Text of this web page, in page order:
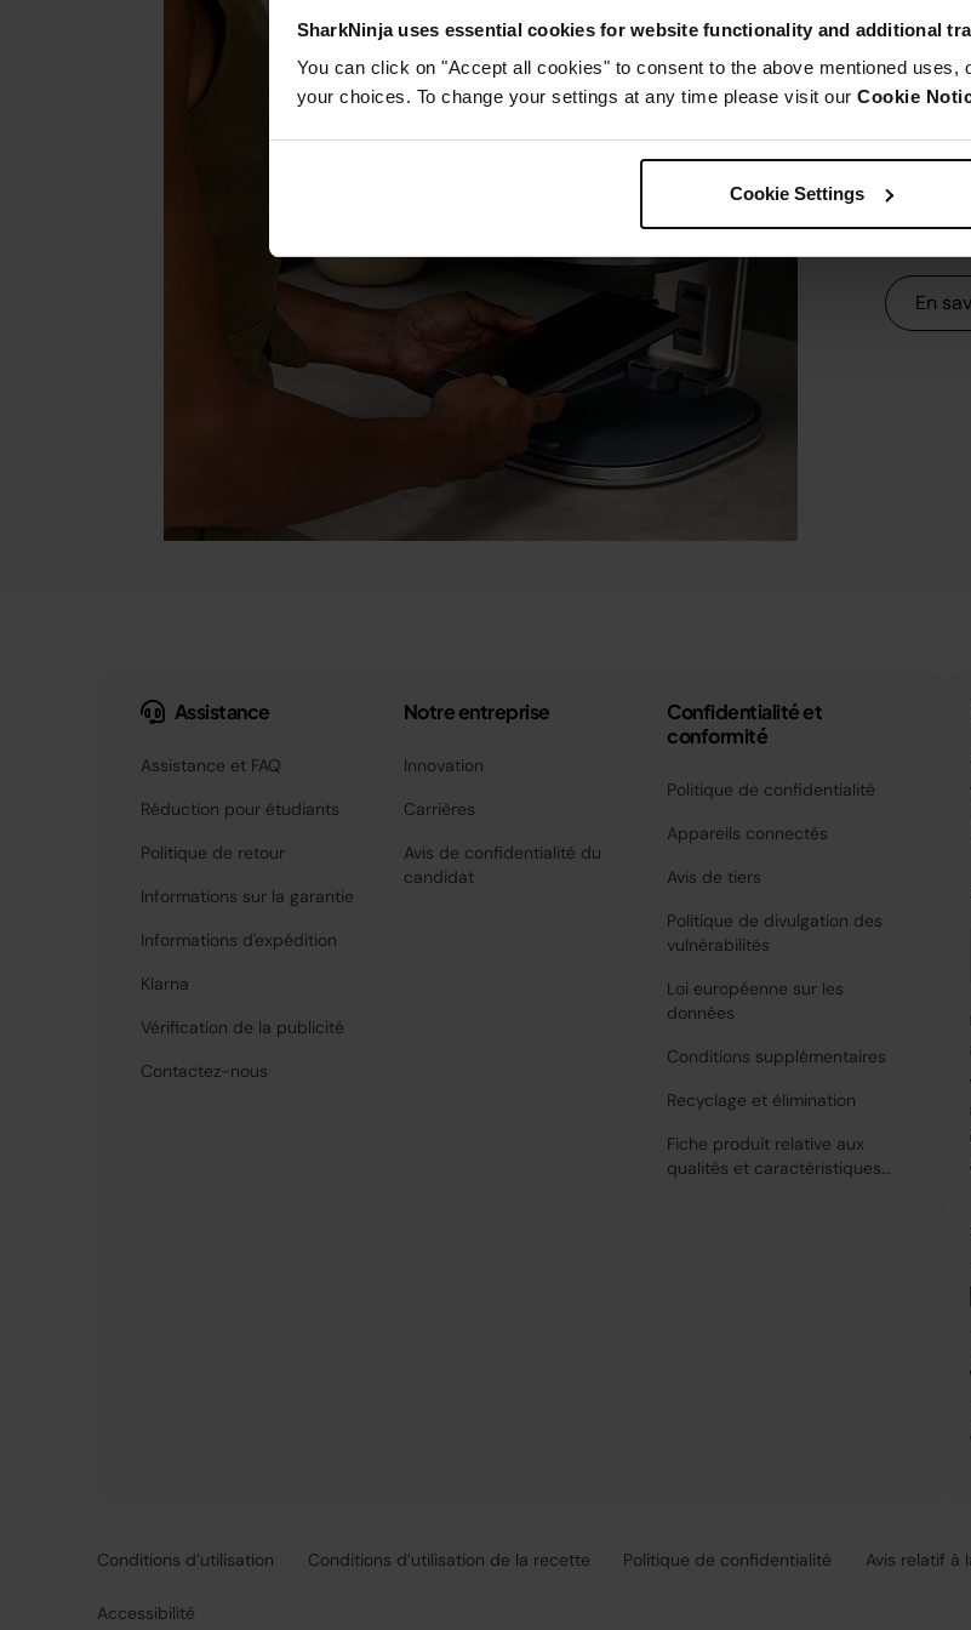
SharkNinja uses essential cookies for website functionality and additional
You can click on "Accept all cookies" to consent to the above mentioned uses,
your choices. To change your settings at any time please visit our Cookie
Cookie Settings
Des
En
Assistance
Assistance et FAQ
Réduction pour étudiants
Politique de retour
Informations sur la garantie
Informations d'expédition
Klarna
Vérification de la publicité
Contactez-nous
Notre entreprise
Innovation
Carrières
Avis de confidentialité du
candidat
Confidentialité et
conformité
Politique de confidentialité
Appareils connectés
Avis de tiers
Politique de divulgation des
vulnérabilités
Loi européenne sur les
données
Conditions supplémentaires
Recyclage et élimination
Fiche produit relative aux
qualités et caractéristiques
Conditions d’utilisation Conditions d’utilisation de la recette Politique de confidentialité Avis relatif à
Accessibilité